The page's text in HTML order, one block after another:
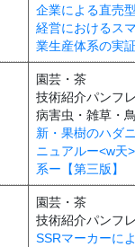
企業による直売
経営におけるス
業生産体系の実
園芸・茶
技術紹介パンフ
病害虫・雑草・
新・果樹のハダ
ニュアルー<w天
系ー【第三版】
園芸・茶
技術紹介パンフ
SSRマーカーに